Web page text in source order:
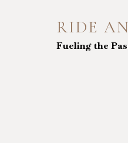
RIDE
Fueling the